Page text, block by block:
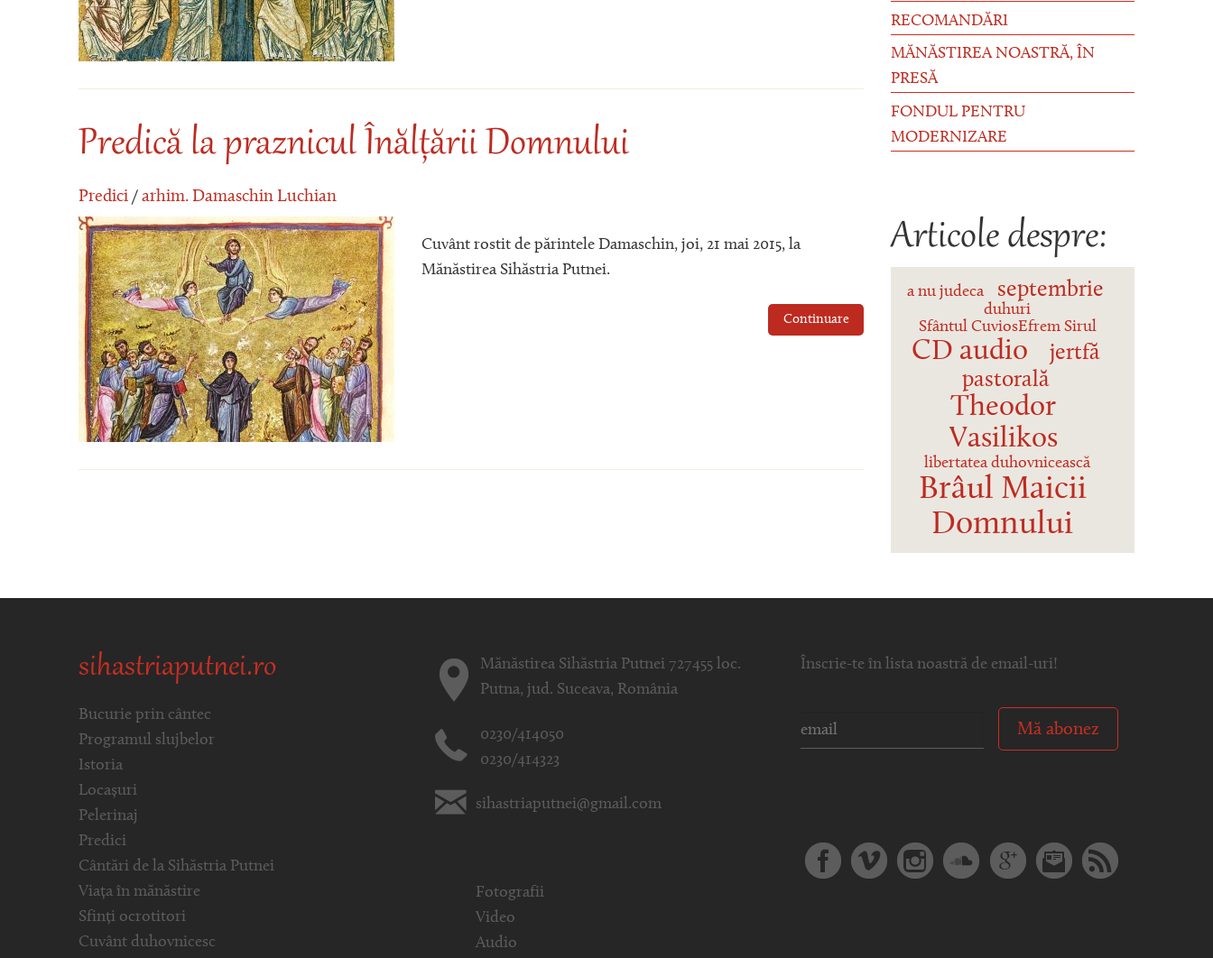
Predică la praznicul Înălțării Domnului
Predici / arhim. Damaschin Luchian
Cuvânt rostit de părintele Damaschin, joi, 21 mai 2015, la
Mănăstirea Sihăstria Putnei.
Continuare
RECOMANDĂRI
MĂNĂSTIREA NOASTRĂ, ÎN
PRESĂ
FONDUL PENTRU
MODERNIZARE
Articole despre:
a nu judeca septembrie
duhuri
Sfântul CuviosEfrem Sirul
CD audio
jertfă
pastorală
Theodor
Vasilikos
libertatea duhovnicească
Brâul Maicii
Domnului
sihastriaputnei.ro
Bucurie prin cântec
Programul slujbelor
Istoria
Locașuri
Pelerinaj
Predici
Cântări de la Sihăstria Putnei
Viața în mănăstire
Sfinți ocrotitori
Cuvânt duhovnicesc
Mănăstirea Sihăstria Putnei 727455 loc.
Putna, jud. Suceava, România
0230/414050
0230/414323
sihastriaputnei@gmail.com
Fotografii
Video
Audio
Înscrie-te în lista noastră de email-uri!
Mă abonez